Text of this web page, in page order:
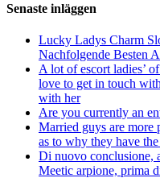
Senaste inläggen
Lucky Ladys Charm
Nachfolgende Besten
A lot of escort ladies’
love to get in touch
with her
Are you currently an
Married guys are more
as to why they have
Di nuovo conclusione,
Meetic arpione, prima